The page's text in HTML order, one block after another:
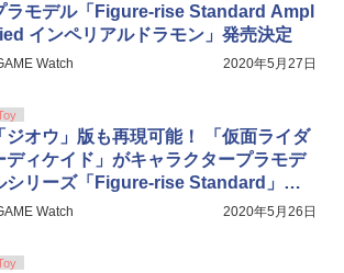
ラモデル「Figure-rise Standard Ampl
インペリアルドラモン」発売決定
Watch 2020年5月27日
ジオウ」版も再現可能！ 「仮面ライダ
ディケイド」がキャラクタープラモデ
シリーズ「Figure-rise Standard」で
売決定
Watch 2020年5月26日